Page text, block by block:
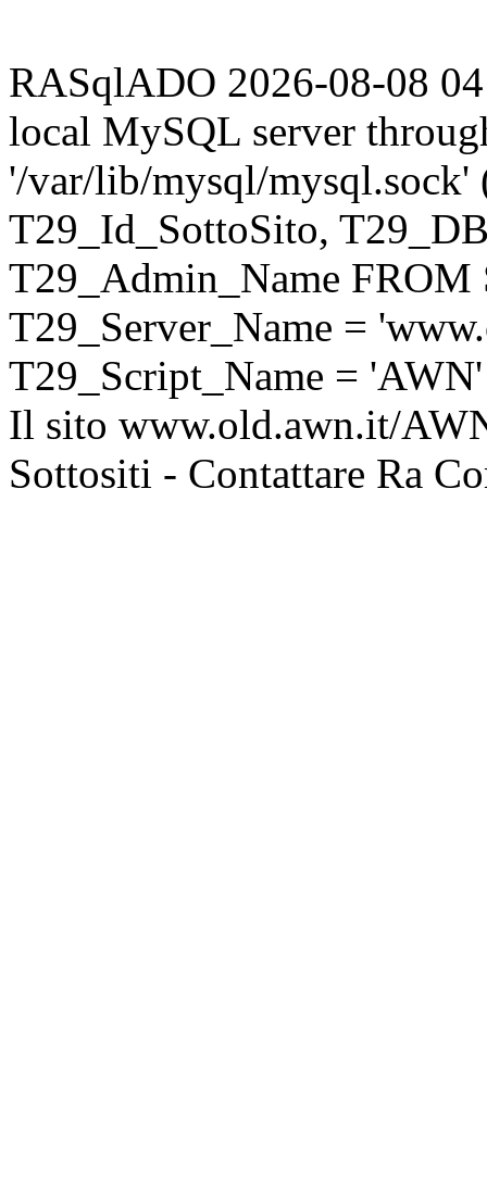
RASqlADO 2026-08-08
local MySQL server
'/var/lib/mysql/mysql.sock'
T29_Id_SottoSito,
T29_Admin_Name
T29_Server_Name =
T29_Script_Name = 'AWN'
Il sito www.old.awn.it/
Sottositi - Contattare Ra